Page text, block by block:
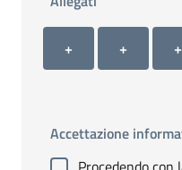
Allegato 1
+
Allegato 2
+ +
Accettazione